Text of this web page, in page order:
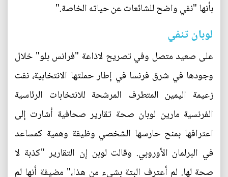
بأنها "نفي واضح للشائعات عن حياته الخاصة."
لوبان تنفي
على صعيد متصل وفي تصريح لاذاعة "فرانس بلو" خلال
وجودها في شرق فرنسا في إطار حملتها الانتخابية، نفت
زعيمة اليمين المتطرف المرشحة للانتخابات الرئاسية
الفرنسية مارين لوبان صحة تقارير صحافية أشارت إلى
اعترافها بمنح حارسها الشخصي وظيفة وهمية كمساعد
في البرلمان الأوروبي. وقالت لوبن إن التقارير "كذبة لا
صحة لها. لم أعترف البتة بشيء من هذا،" مضيفة أنها لم